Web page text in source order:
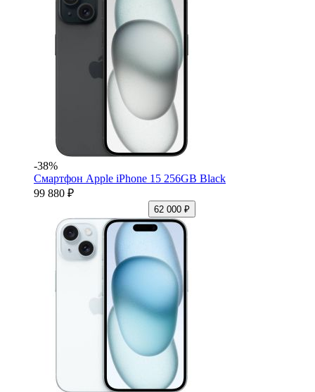
-38%
Смартфон Apple iPhone 15 256GB Black
99 880 ₽
62 000 ₽